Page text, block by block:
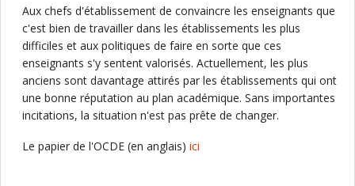
Aux chefs d'établissement de convaincre les enseignants que
c'est bien de travailler dans les établissements les plus
difficiles et aux politiques de faire en sorte que ces
enseignants s'y sentent valorisés. Actuellement, les plus
anciens sont davantage attirés par les établissements qui ont
une bonne réputation au plan académique. Sans importantes
incitations, la situation n'est pas prête de changer.
Le papier de l'OCDE (en anglais) ici